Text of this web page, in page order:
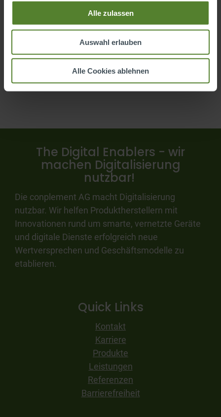
Alle zulassen
Auswahl erlauben
Alle Cookies ablehnen
The Digital Enablers - wir
machen Digitalisierung
nutzbar!
Die conplement AG macht Digitalisierung
nutzbar. Wir helfen Produktherstellern mit
Innovationen rund um smarte, vernetzte Geräte
und digitale Dienste erfolgreich neue
Wertversprechen und Geschäftsmodelle zu
etablieren.
Quick Links
Kontakt
Karriere
Produkte
Leistungen
Referenzen
Barrierefreiheit